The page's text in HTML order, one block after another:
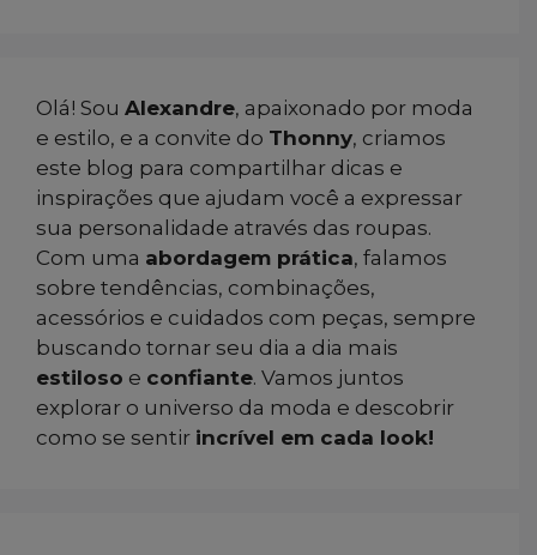
Olá! Sou Alexandre, apaixonado por moda
e estilo, e a convite do Thonny, criamos
este blog para compartilhar dicas e
inspirações que ajudam você a expressar
sua personalidade através das roupas.
Com uma abordagem prática, falamos
sobre tendências, combinações,
acessórios e cuidados com peças, sempre
buscando tornar seu dia a dia mais
estiloso e confiante. Vamos juntos
explorar o universo da moda e descobrir
como se sentir incrível em cada look!